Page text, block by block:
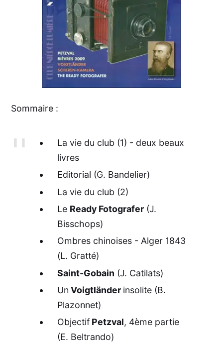
Sommaire :
La vie du club (1) - deux beaux
livres
Editorial (G. Bandelier)
La vie du club (2)
Le Ready Fotografer (J.
Bisschops)
Ombres chinoises - Alger 1843
(L. Gratté)
Saint-Gobain (J. Catilats)
Un Voigtländer insolite (B.
Plazonnet)
Objectif Petzval, 4ème partie
(E. Beltrando)